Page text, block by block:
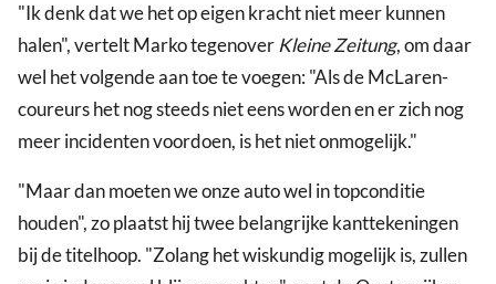
"Ik denk dat we het op eigen kracht niet meer kunnen
halen", vertelt Marko tegenoverKleine Zeitung, om daar
wel het volgende aan toe te voegen: "Als de McLaren-
coureurs het nog steeds niet eens worden en er zich nog
meer incidenten voordoen, is het niet onmogelijk."
"Maar dan moeten we onze auto wel in topconditie
houden", zo plaatst hij twee belangrijke kanttekeningen
bij de titelhoop. "Zolang het wiskundig mogelijk is, zullen